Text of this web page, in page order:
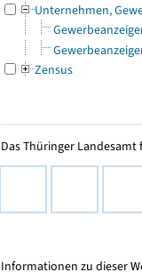
Unternehmen,
Zensus
Das Thüringer
Informationen zu dieser